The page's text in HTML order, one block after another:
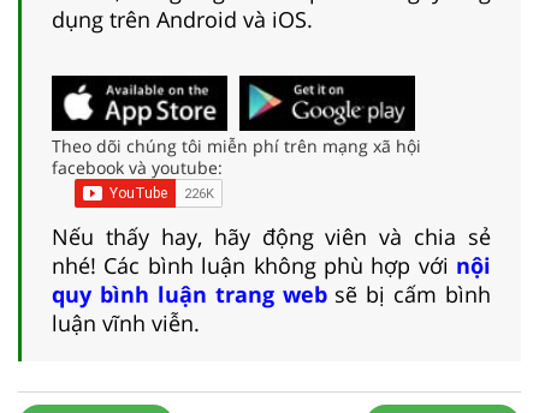
dụng trên Android và iOS.
Theo dõi chúng tôi miễn phí trên mạng xã hội
facebook và youtube:
Nếu thấy hay, hãy động viên và chia sẻ
nhé! Các bình luận không phù hợp với nội
quy bình luận trang websẽ bị cấm bình
luận vĩnh viễn.